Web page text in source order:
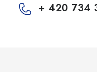
+ 420 734